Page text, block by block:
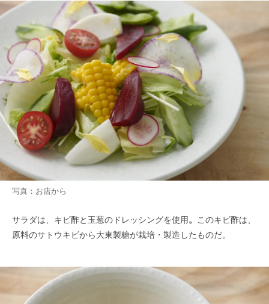
写真：お店から
サラダは、キビ酢と玉葱のドレッシングを使用。
このキビ酢は、
原料のサトウキビから大東製糖が栽培・製造したものだ。